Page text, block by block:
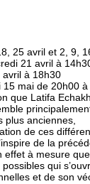
25 avril et 2, 9,
21 avril à
à 18h30
mai de 20h00
que Latifa
plus anciennes,
de ces
de la
effet à mesure
qui
et de son